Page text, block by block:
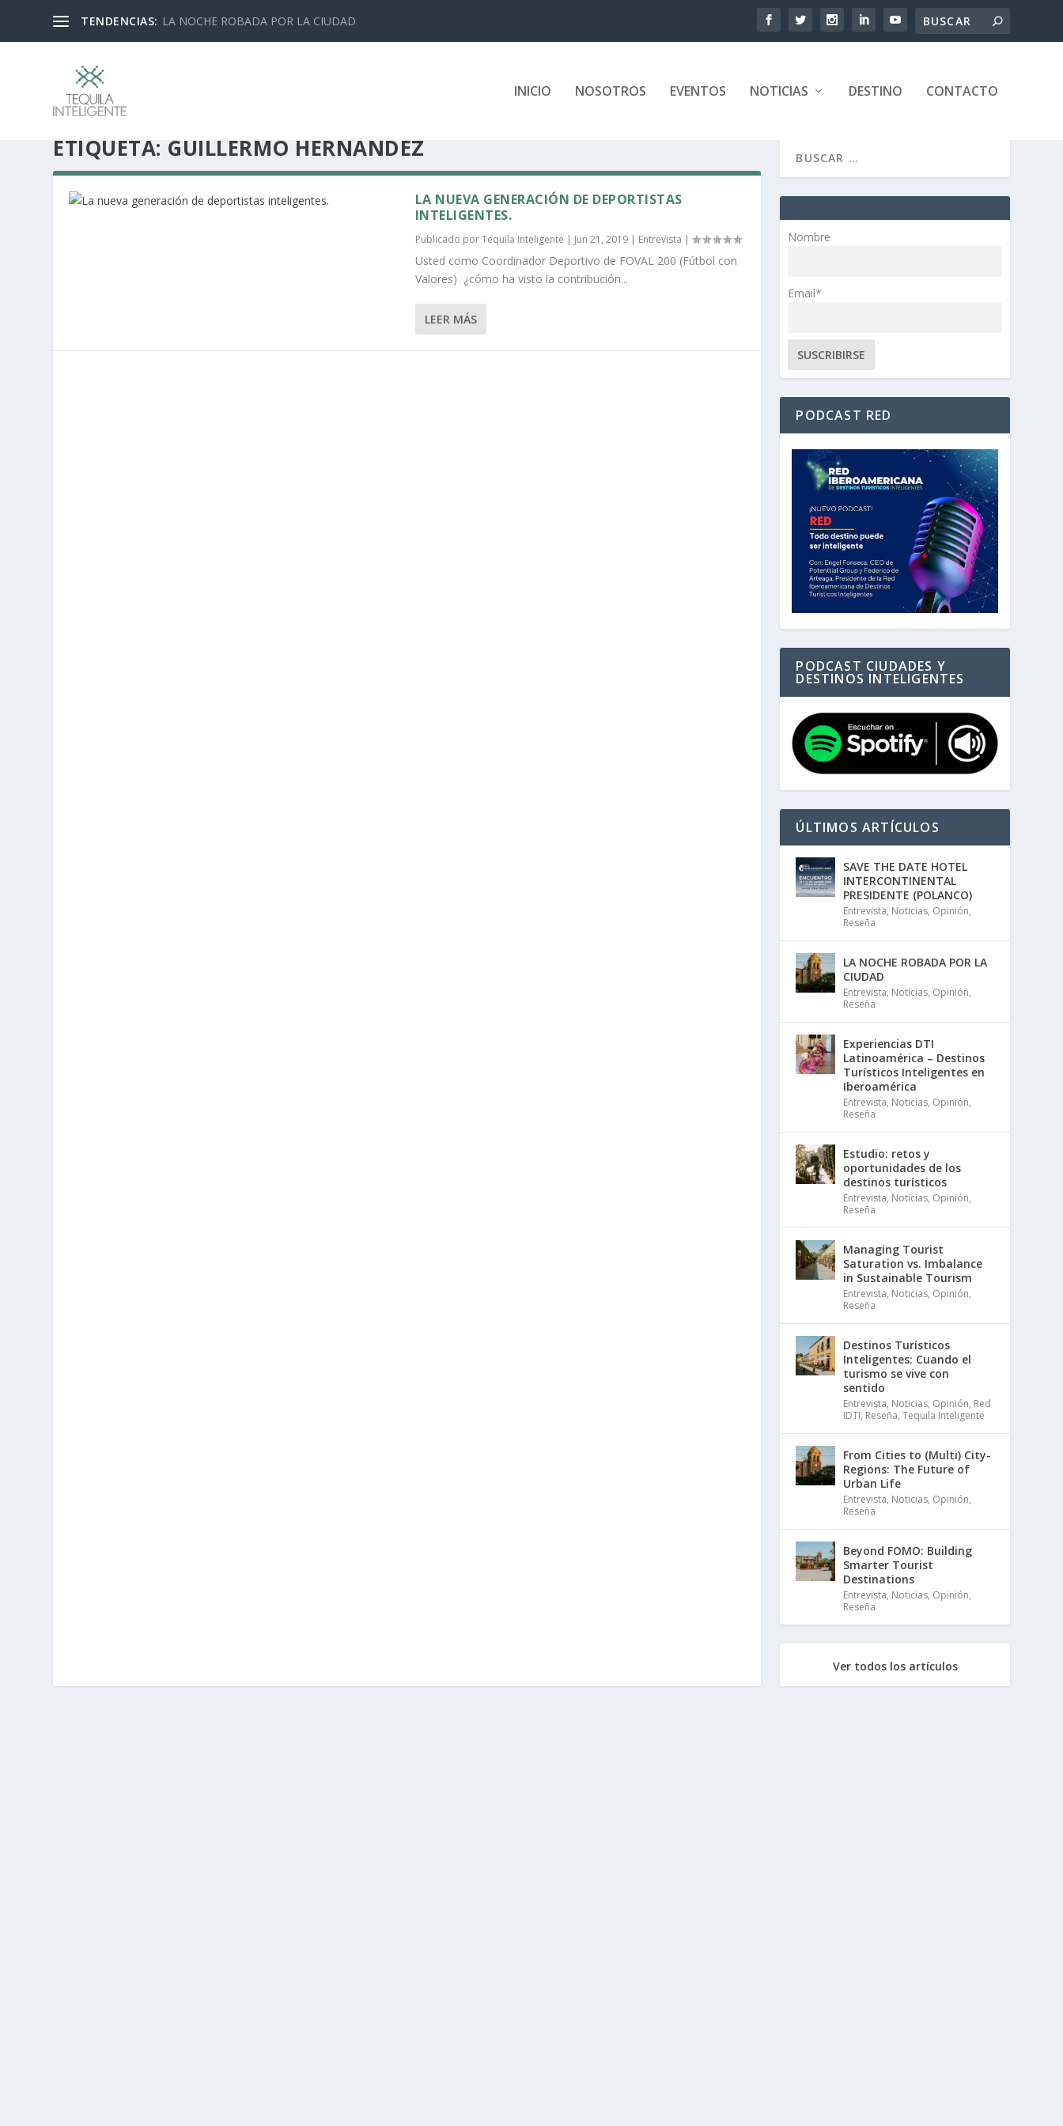
TENDENCIAS: LA NOCHE ROBADA POR LA CIUDAD
INICIO NOSOTROS EVENTOS NOTICIAS DESTINO CONTACTO
ETIQUETA: GUILLERMO HERNÁNDEZ
LA NUEVA GENERACIÓN DE DEPORTISTAS
INTELIGENTES.
Publicado porTequila Inteligente | Jun 21, 2019| Entrevista |
Usted como Coordinador Deportivo de FOVAL 200 (Fútbol con
Valores) ¿cómo ha visto la contribución...
LEER MÁS
Nombre
Email*
PODCAST RED
PODCAST CIUDADES Y
DESTINOS INTELIGENTES
ÚLTIMOS ARTÍCULOS
SAVE THE DATE HOTEL
INTERCONTINENTAL
PRESIDENTE (POLANCO)
Entrevista, Noticias, Opinión,
Reseña
LA NOCHE ROBADA POR LA
CIUDAD
Entrevista, Noticias, Opinión,
Reseña
Experiencias DTI
Latinoamérica – Destinos
Turísticos Inteligentes en
Iberoamérica
Entrevista, Noticias, Opinión,
Reseña
Estudio: retos y
oportunidades de los
destinos turísticos
Entrevista, Noticias, Opinión,
Reseña
Managing Tourist
Saturation vs. Imbalance
in Sustainable Tourism
Entrevista, Noticias, Opinión,
Reseña
Destinos Turísticos
Inteligentes: Cuando el
turismo se vive con
sentido
Entrevista, Noticias, Opinión, Red
IDTI, Reseña,Tequila Inteligente
From Cities to (Multi) City-
Regions: The Future of
Urban Life
Entrevista, Noticias, Opinión,
Reseña
Beyond FOMO: Building
Smarter Tourist
Destinations
Entrevista, Noticias, Opinión,
Reseña
Ver todos los artículos